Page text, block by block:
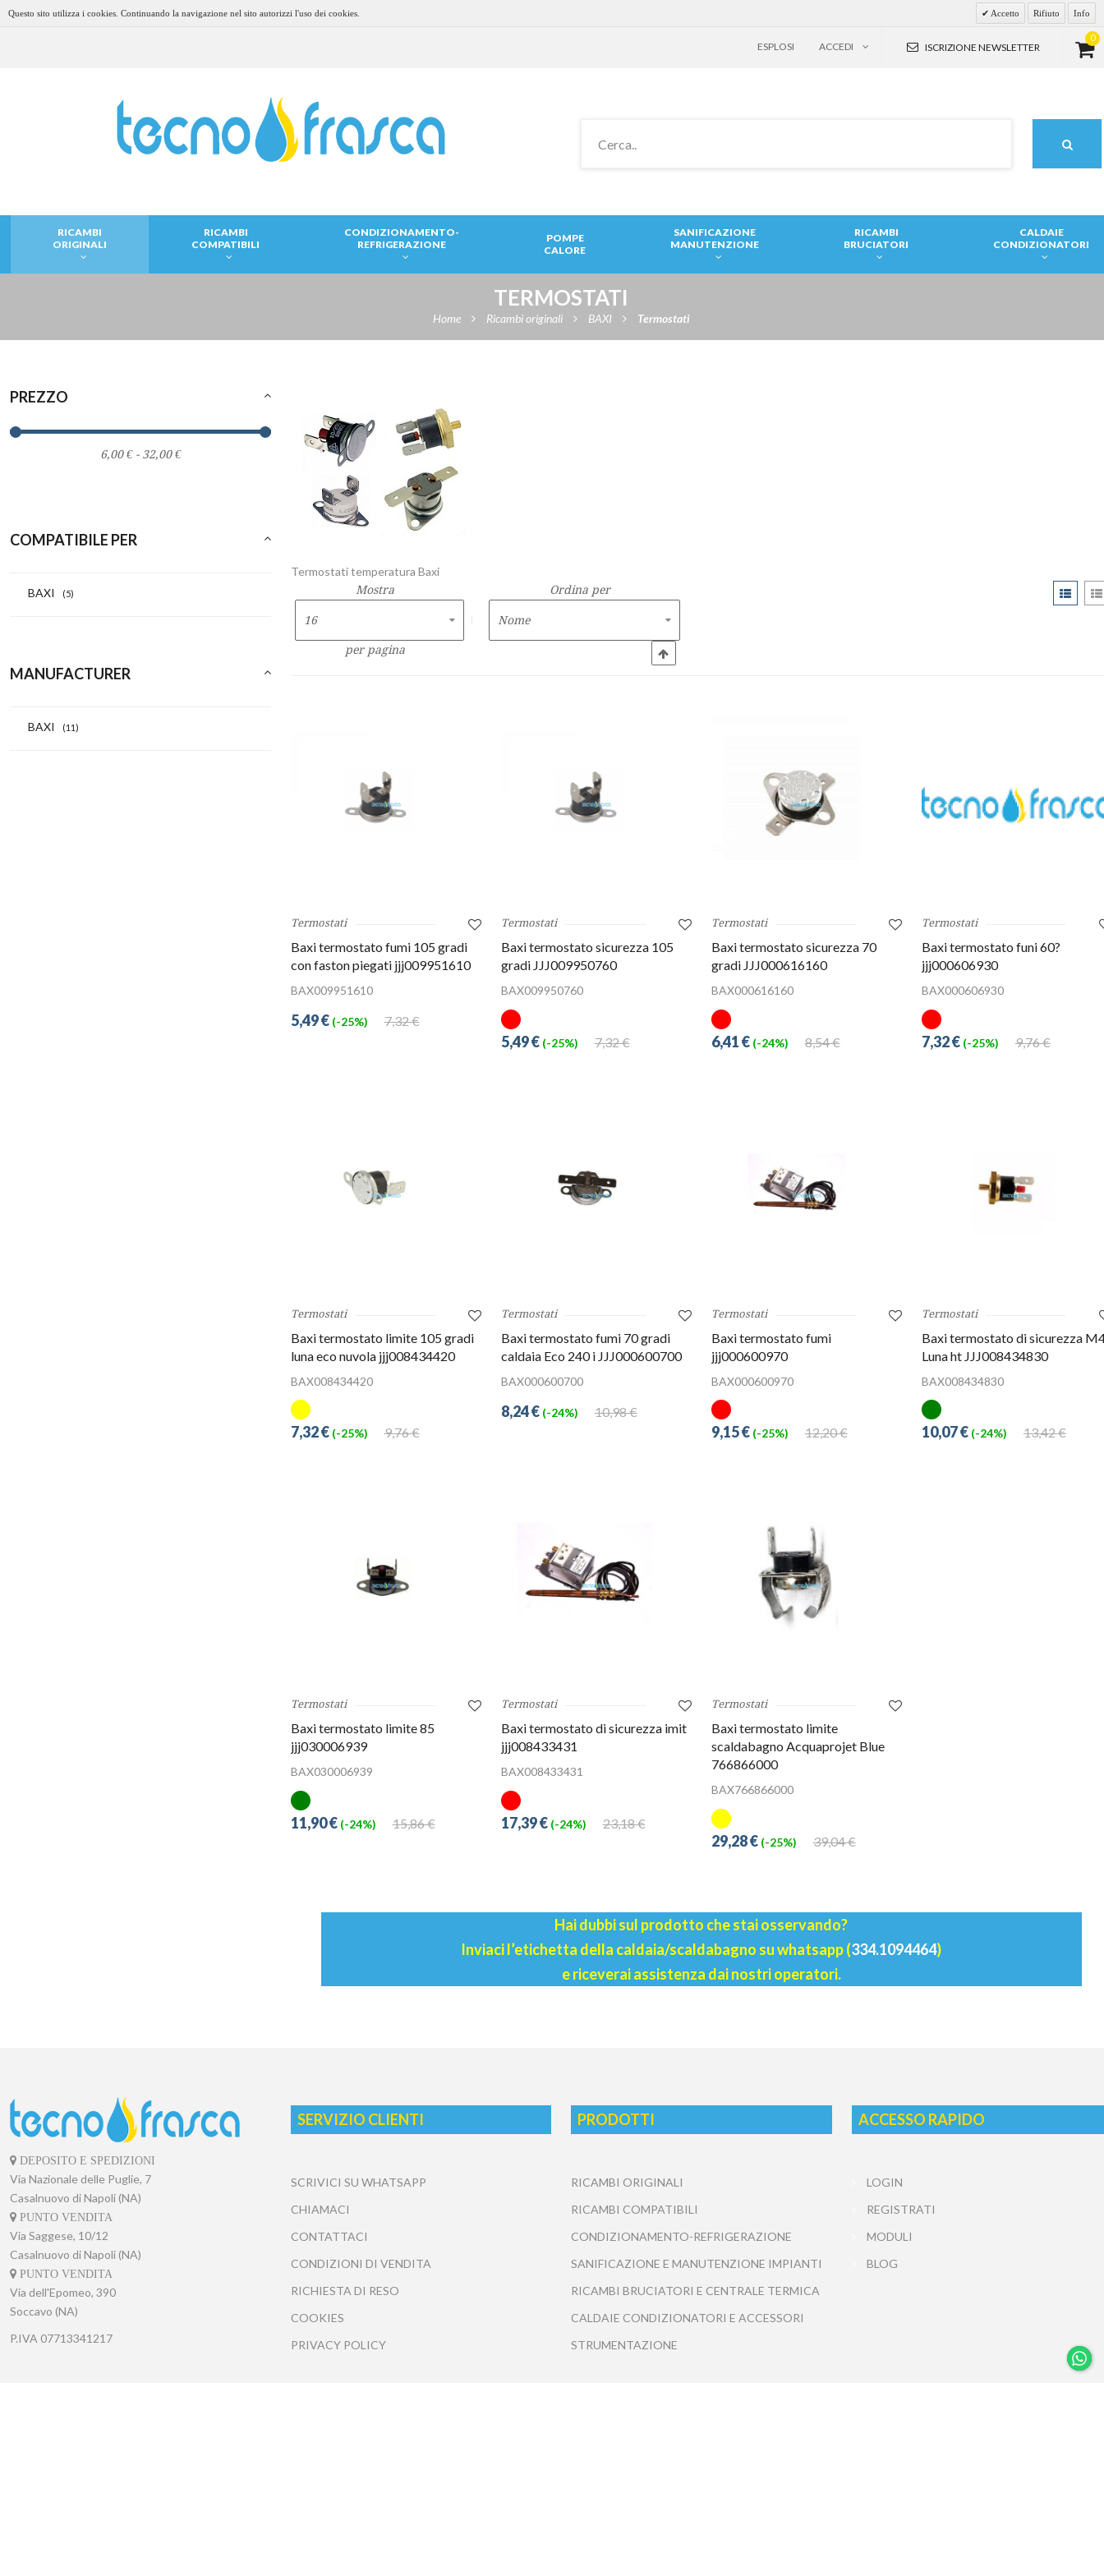
Questo sito utilizza i cookies. Continuando la navigazione nel sito autorizzi l'uso dei cookies. Accetto Rifiuto Info
0
ISCRIZIONE NEWSLETTER
ACCEDI
ESPLOSI
RICAMBI
ORIGINALI
RICAMBI
COMPATIBILI
CONDIZIONAMENTO-
REFRIGERAZIONE
POMPE
CALORE
SANIFICAZIONE
MANUTENZIONE
RICAMBI
BRUCIATORI
CALDAIE
CONDIZIONATORI
TERMOSTATI
Home Ricambi originali BAXI Termostati
PREZZO
COMPATIBILE PER
BAXI (5)
MANUFACTURER
BAXI (11)
Termostati temperatura Baxi
Mostra
per pagina
Ordina per
Termostati
Baxi termostato fumi 105 gradi
con faston piegati jjj009951610
BAX009951610
7,32 €
5,49 € (-25%)
Termostati
Baxi termostato sicurezza 105
gradi JJJ009950760
BAX009950760
7,32 €
5,49 € (-25%)
Termostati
Baxi termostato sicurezza 70
gradi JJJ000616160
BAX000616160
8,54 €
6,41 € (-24%)
Termostati
Baxi termostato funi 60?
jjj000606930
BAX000606930
9,76 €
7,32 € (-25%)
Termostati
Baxi termostato limite 105 gradi
luna eco nuvola jjj008434420
BAX008434420
9,76 €
7,32 € (-25%)
Termostati
Baxi termostato fumi 70 gradi
caldaia Eco 240 i JJJ000600700
BAX000600700
10,98 €
8,24 € (-24%)
Termostati
Baxi termostato fumi
jjj000600970
BAX000600970
12,20 €
9,15 € (-25%)
Termostati
Baxi termostato di sicurezza
Luna ht JJJ008434830
BAX008434830
13,42 €
10,07 € (-24%)
Termostati
Baxi termostato limite 85
jjj030006939
BAX030006939
15,86 €
11,90 € (-24%)
Termostati
Baxi termostato di sicurezza imit
jjj008433431
BAX008433431
23,18 €
17,39 € (-24%)
Termostati
Baxi termostato limite
scaldabagno Acquaprojet Blue
766866000
BAX766866000
39,04 €
29,28 € (-25%)
Hai dubbi sul prodotto che stai osservando?
Inviaci l’etichetta della caldaia/scaldabagno su whatsapp (334.1094464)
e riceverai assistenza dai nostri operatori.
DEPOSITO E SPEDIZIONI
Via Nazionale delle Puglie, 7
Casalnuovo di Napoli (NA)
PUNTO VENDITA
Via Saggese, 10/12
Casalnuovo di Napoli (NA)
PUNTO VENDITA
Via dell'Epomeo, 390
Soccavo (NA)
P.IVA 07713341217
SERVIZIO CLIENTI
SCRIVICI SU WHATSAPP
CHIAMACI
CONTATTACI
CONDIZIONI DI VENDITA
RICHIESTA DI RESO
COOKIES
PRIVACY POLICY
PRODOTTI
RICAMBI ORIGINALI
RICAMBI COMPATIBILI
CONDIZIONAMENTO-REFRIGERAZIONE
SANIFICAZIONE E MANUTENZIONE IMPIANTI
RICAMBI BRUCIATORI E CENTRALE TERMICA
CALDAIE CONDIZIONATORI E ACCESSORI
STRUMENTAZIONE
ACCESSO RAPIDO
LOGIN
REGISTRATI
MODULI
BLOG